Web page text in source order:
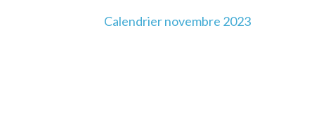
Calendrier novembre 2023